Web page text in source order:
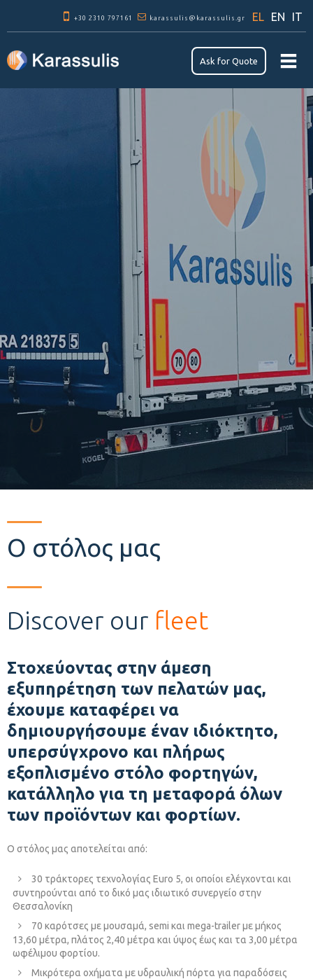
προς το
κυρίως
+30 2310 797161 karassulis@karassulis.gr EL EN IT
Αsk for Quote
Ο στόλος μας
Discover our fleet
Στοχεύοντας στην άμεση
εξυπηρέτηση των πελατών μας,
έχουμε καταφέρει να
δημιουργήσουμε έναν ιδιόκτητο,
υπερσύγχρονο και πλήρως
εξοπλισμένο στόλο φορτηγών,
κατάλληλο για τη μεταφορά όλων
των προϊόντων και φορτίων.
Ο στόλος μας αποτελείται από:
30 τράκτορες τεχνολογίας Euro 5, οι οποίοι ελέγχονται και
συντηρούνται από το δικό μας ιδιωτικό συνεργείο στην
Θεσσαλονίκη
70 καρότσες με μουσαμά, semi και mega-trailer με μήκος
13,60 μέτρα, πλάτος 2,40 μέτρα και ύψος έως και τα 3,00 μέτρα
ωφέλιμου φορτίου.
Μικρότερα οχήματα με υδραυλική πόρτα για παραδόσεις